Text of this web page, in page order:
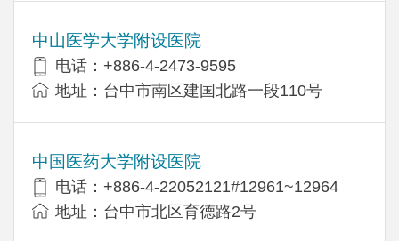
中山医学大学附设医院
电话：+886-4-2473-9595
地址：台中市南区建国北路一段110号
中国医药大学附设医院
电话：+886-4-22052121#12961~12964
地址：台中市北区育德路2号